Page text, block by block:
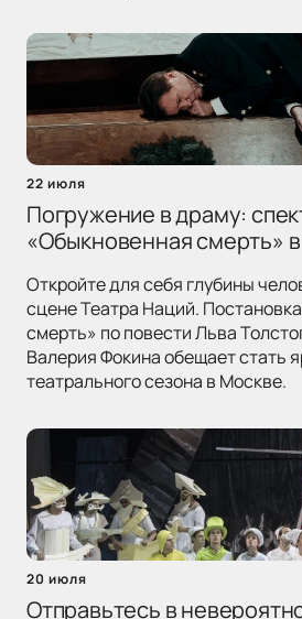
22 июля
Погружение в драму:
«Обыкновенная смерть»
Откройте для себя глубины
сцене Театра Наций.
смерть» по повести Льва
Валерия Фокина обещает стать
театрального сезона в Москве.
20 июля
Отправьтесь в